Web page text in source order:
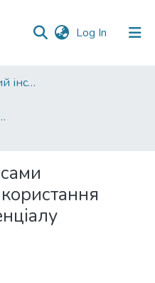
Log In (current)
Навчально-науковий інститут економіки, управління, права та інформаційних технологій
2024-2025